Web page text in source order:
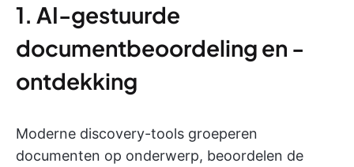
1. AI-gestuurde
documentbeoordeling en -
ontdekking
Moderne discovery-tools groeperen
documenten op onderwerp, beoordelen de